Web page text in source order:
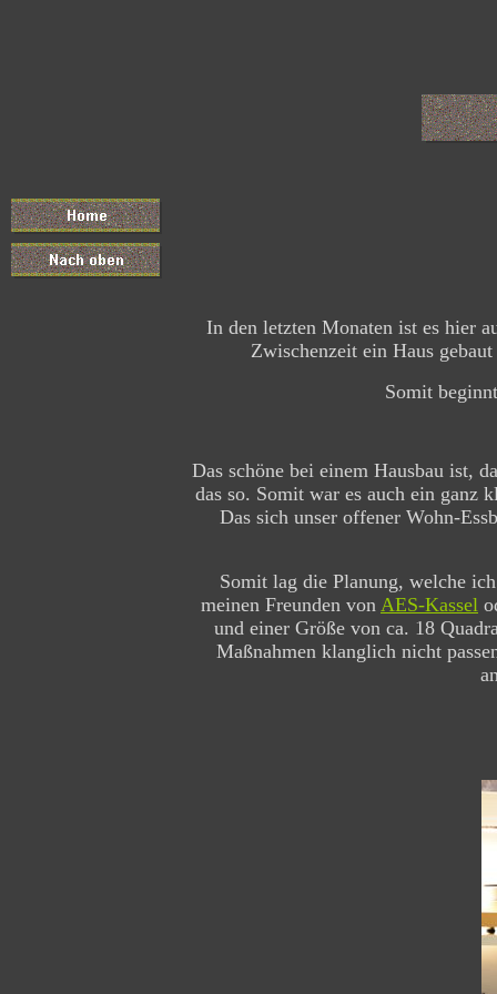
In den letzten Monaten ist es hier
Zwischenzeit ein Haus
Somit
Das schöne bei einem Hausbau ist,
das so. Somit war es auch ein
Das sich unser offener Wohn-
Somit lag die Planung, welche
meinen Freunden von AES-Kassel
und einer Größe von ca. 18
Maßnahmen klanglich nicht